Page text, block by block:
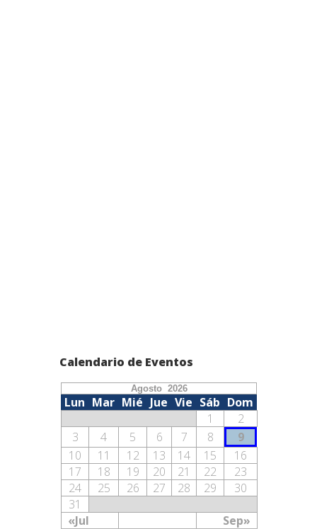
Calendario de Eventos
Agosto 2026
Lun Mar Mié Jue Vie Sáb Dom
«Jul Sep»
1
2
3
4 5 6 7 8
9
10
11 12 13 14 15
16
17
18 19 20 21 22
23
24
25 26 27 28 29
30
31